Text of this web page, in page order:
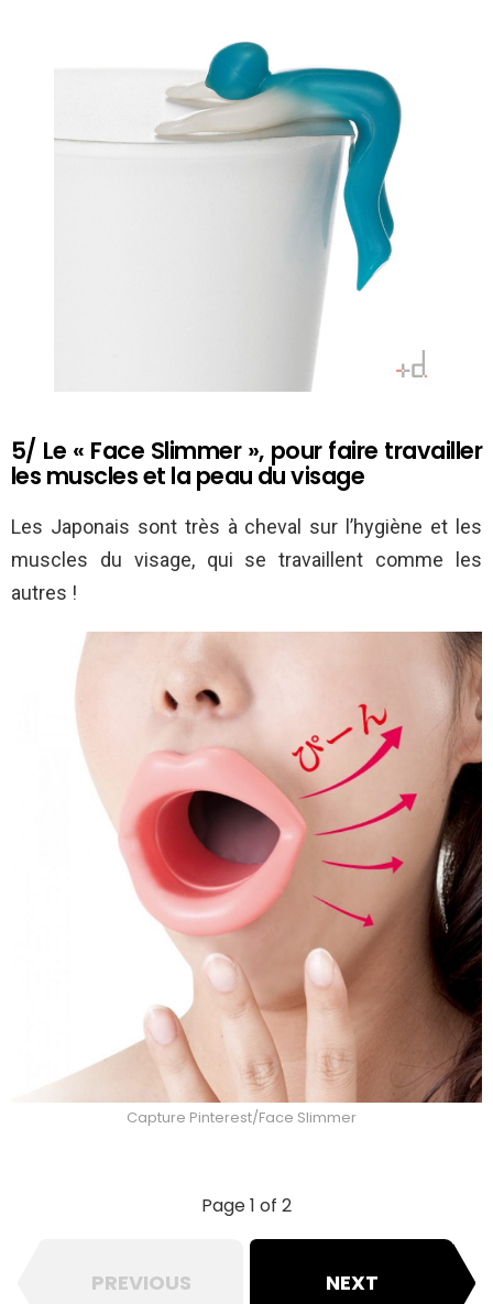
5/ Le « Face Slimmer », pour faire travailler
les muscles et la peau du visage
Les Japonais sont très à cheval sur l’hygiène et les
muscles du visage, qui se travaillent comme les
autres !
Capture Pinterest/Face Slimmer
Page 1 of 2
PREVIOUS NEXT